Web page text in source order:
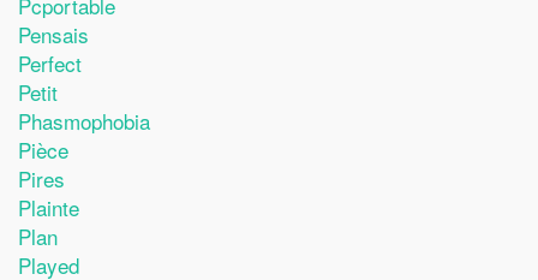
Pensais
Perfect
Petit
Phasmophobia
Pièce
Pires
Plainte
Plan
Played